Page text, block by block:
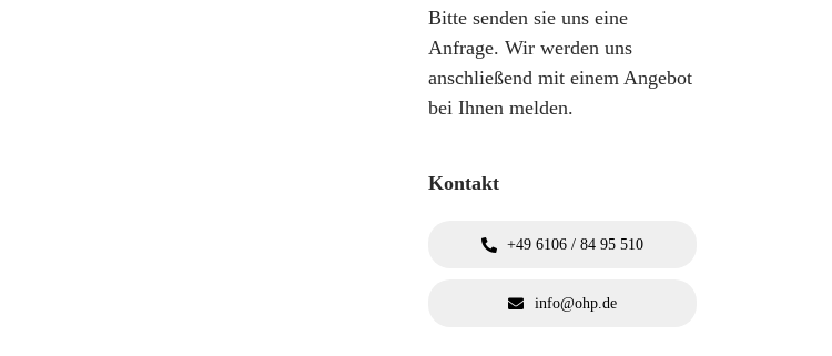
Bitte senden sie uns eine
Anfrage. Wir werden uns
anschließend mit einem Angebot
bei Ihnen melden.
Kontakt
+49 6106 / 84 95 510
info@ohp.de